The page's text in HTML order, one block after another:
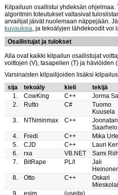
Kilpailuun osallistui yhdeksän
algoritmin toteutukset valtasivat
arvailijat jäivät nuolemaan näppejään.
kuvauksia, ja tekoälyjen lähdekoodit voi
Osallistujat ja tulokset
Alla ovat kaikki kilpailun osallistujat
voittojen (V), tasapelien (T) ja häviöiden
Varsinaisten kilpailijoiden lisäksi
sija
tekoäly kieli tekijä
1.
CowKing C++ Jorma
2.
Rutto C#
Tuomo
Kuusela
3. NTNminmax C++
Joonatan
Saarhelo
4. Fredi C++ Mika
5.
CJD C++ Lauri
6.
rxa VB.NET Sami
7.
BitRape PL/I
Jali
8. Otto C++
Oskari
9. esim (useita)